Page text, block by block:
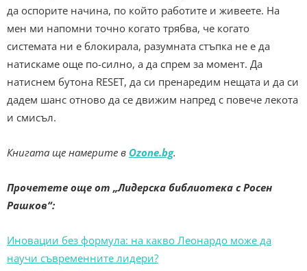
да оспорите начина, по който работите и живеете. На
мен ми напомни точно когато трябва, че когато
системата ни е блокирала, разумната стъпка не е да
натискаме още по-силно, а да спрем за момент. Да
натиснем бутона RESET, да си пренаредим нещата и да си
дадем шанс отново да се движим напред с повече лекота
и смисъл.
Книгата ще намерите в Ozone.bg.
Прочетете още от „Лидерска библиотека с Росен
Рашков“:
Иновации без формула: на какво Леонардо може да
научи съвременните лидери?